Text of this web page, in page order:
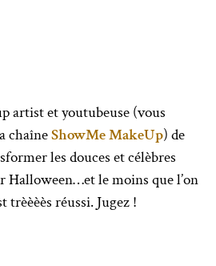
artist et youtubeuse (vous
chaîneShowMe MakeUp) de
les douces et célèbres
Halloween…et le moins que l’on
trèèèès réussi. Jugez !